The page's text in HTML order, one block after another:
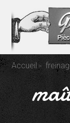
Accueil